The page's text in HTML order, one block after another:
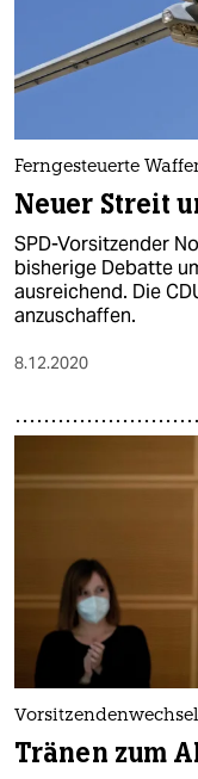
Ferngesteuerte
Neuer Streit
SPD-Vorsitzender
bisherige Debatte
ausreichend. Die
anzuschaffen.
8.12.2020
Tränen zum